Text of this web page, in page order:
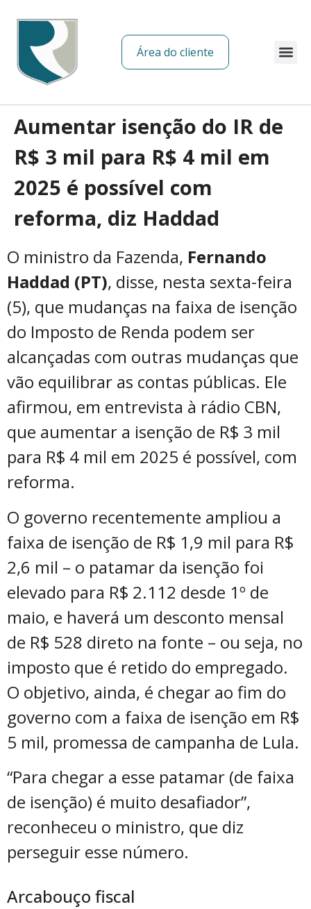
Área do cliente
Aumentar isenção do IR de
R$ 3 mil para R$ 4 mil em
2025 é possível com
reforma, diz Haddad
O ministro da Fazenda, Fernando
Haddad (PT), disse, nesta sexta-feira
(5), que mudanças na faixa de isenção
do Imposto de Renda podem ser
alcançadas com outras mudanças que
vão equilibrar as contas públicas. Ele
afirmou, em entrevista à rádio CBN,
que aumentar a isenção de R$ 3 mil
para R$ 4 mil em 2025 é possível, com
reforma.
O governo recentemente ampliou a
faixa de isenção de R$ 1,9 mil para R$
2,6 mil – o patamar da isenção foi
elevado para R$ 2.112 desde 1º de
maio, e haverá um desconto mensal
de R$ 528 direto na fonte – ou seja, no
imposto que é retido do empregado.
O objetivo, ainda, é chegar ao fim do
governo com a faixa de isenção em R$
5 mil, promessa de campanha de Lula.
“Para chegar a esse patamar (de faixa
de isenção) é muito desafiador”,
reconheceu o ministro, que diz
perseguir esse número.
Arcabouço fiscal